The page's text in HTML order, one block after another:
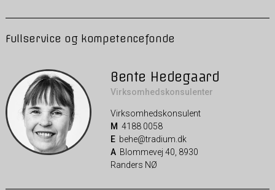
Fullservice og kompetencefonde
Bente Hedegaard
Virksomhedskonsulenter
Virksomhedskonsulent
M 4188 0058
E behe@tradium.dk
ABlommevej 40, 8930
Randers NØ